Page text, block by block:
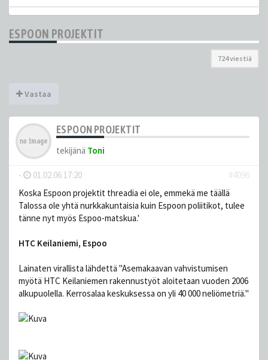
ESPOON PROJEKTIT
724 viestiä
Vastaa
ESPOON PROJEKTIT
tekijänä Toni
- 01.02.06 17:20
#4096
Koska Espoon projektit threadia ei ole, emmekä me täällä
Talossa ole yhtä nurkkakuntaisia kuin Espoon poliitikot, tulee
tänne nyt myös Espoo-matskua.'
HTC Keilaniemi, Espoo
Lainaten virallista lähdettä "Asemakaavan vahvistumisen
myötä HTC Keilaniemen rakennustyöt aloitetaan vuoden 2006
alkupuolella. Kerrosalaa keskuksessa on yli 40 000 neliömetriä."